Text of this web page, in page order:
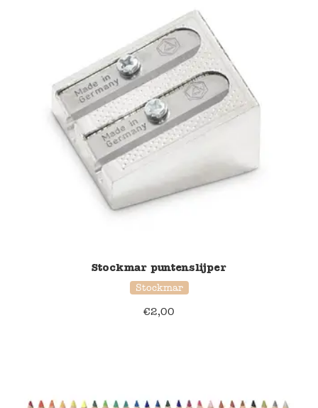
Stockmar puntenslijper
Stockmar
€2,00